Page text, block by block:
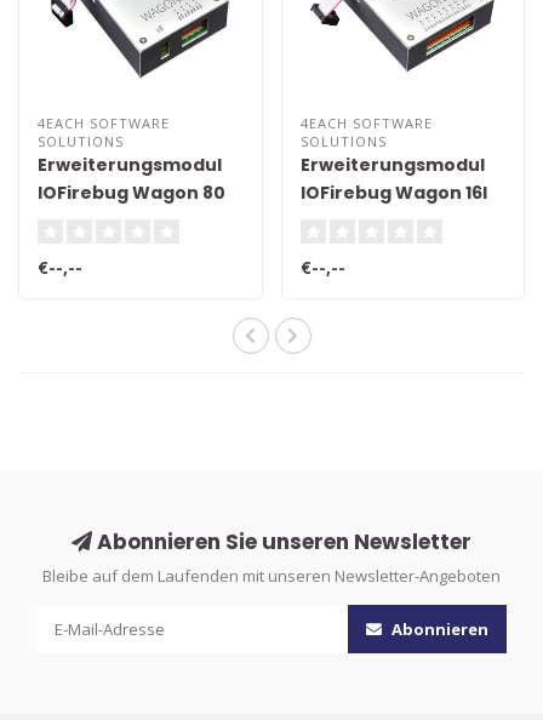
4EACH SOFTWARE
SOLUTIONS
Erweiterungsmodul
IOFirebug Wagon 80
€--,--
4EACH SOFTWARE
SOLUTIONS
Erweiterungsmodul
IOFirebug Wagon 16l
€--,--
Abonnieren Sie unseren Newsletter
Bleibe auf dem Laufenden mit unseren Newsletter-Angeboten
Abonnieren